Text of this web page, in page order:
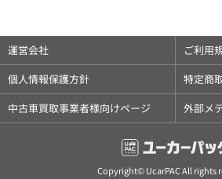
運営会社
ご利用
個人情報保護方針
特定商
中古車買取事業者様向けページ
外部メ
Copyright© UcarPAC All rights